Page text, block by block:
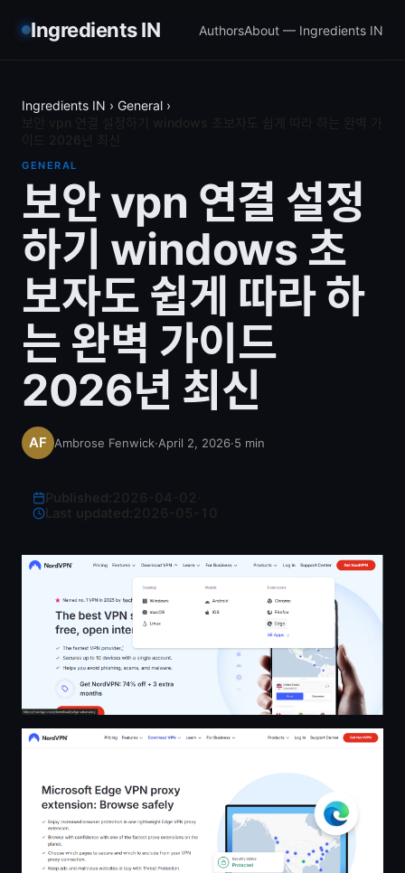
Ingredients IN AuthorsAbout — Ingredients IN
Ingredients IN › General ›
GENERAL
보안 vpn 연결 설정
하기 windows 초
보자도 쉽게 따라 하
는 완벽 가이드
2026년 최신
Ambrose Fenwick·April 2, 2026·5 min
Last updated: